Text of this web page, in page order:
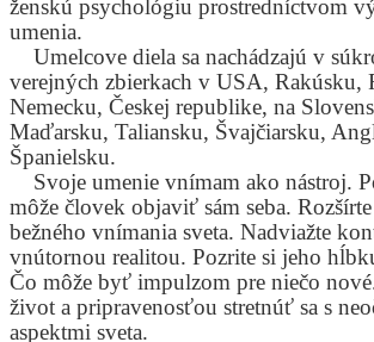
ženskú psychológiu prostredníctvom
umenia.
Umelcove diela sa nachádzajú v
verejných zbierkach v USA, Rakúsku,
Nemecku, Českej republike, na
Maďarsku, Taliansku, Švajčiarsku,
Španielsku.
Svoje umenie vnímam ako nástroj.
môže človek objaviť sám seba.
bežného vnímania sveta. Nadviažte
vnútornou realitou. Pozrite si jeho
Čo môže byť impulzom pre niečo
život a pripravenosťou stretnúť sa s
aspektmi sveta.